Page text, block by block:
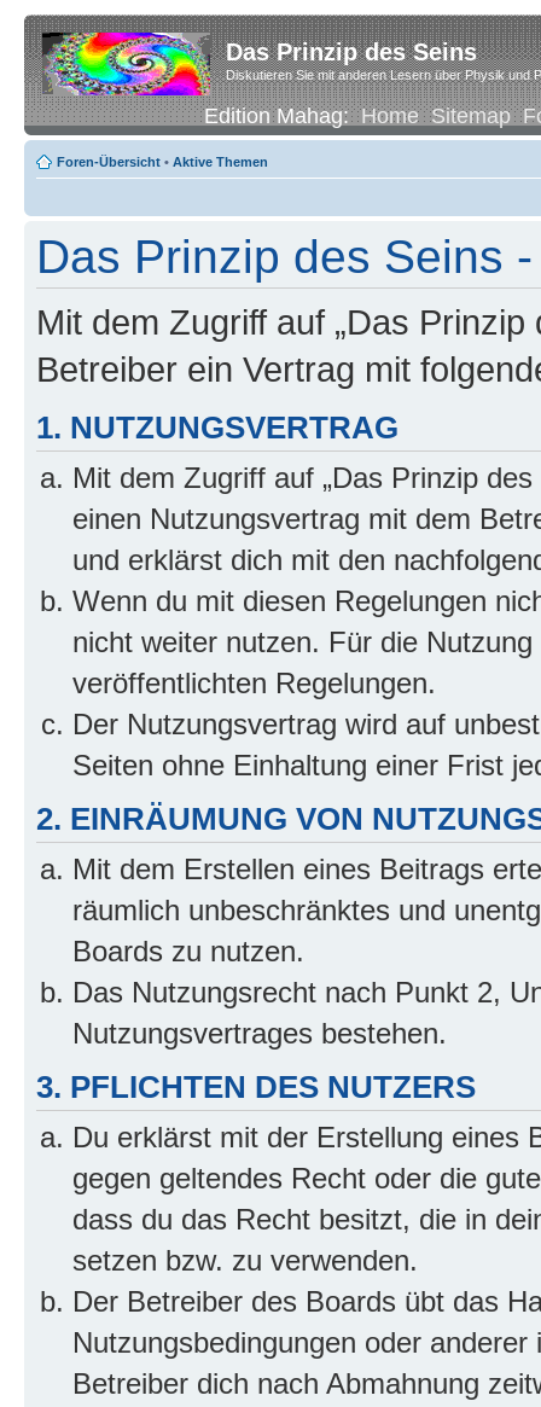
Das Prinzip des Seins
Diskutieren Sie mit anderen Lesern über Physik und
Edition Mahag:Home Sitemap
Foren-Übersicht • Aktive Themen
Das Prinzip des Seins
Mit dem Zugriff auf „Das
Betreiber ein Vertrag mit
1. NUTZUNGSVERTRAG
Mit dem Zugriff auf „Das Prinzip
einen Nutzungsvertrag mit dem
und erklärst dich mit den
Wenn du mit diesen Regelungen
nicht weiter nutzen. Für die
veröffentlichten Regelungen.
Der Nutzungsvertrag wird auf
Seiten ohne Einhaltung einer Frist
2. EINRÄUMUNG VON
Mit dem Erstellen eines Beitrags
räumlich unbeschränktes und
Boards zu nutzen.
Das Nutzungsrecht nach Punkt 2,
Nutzungsvertrages bestehen.
3. PFLICHTEN DES NUTZERS
Du erklärst mit der Erstellung eines
gegen geltendes Recht oder die
dass du das Recht besitzt, die in
setzen bzw. zu verwenden.
Der Betreiber des Boards übt das
Nutzungsbedingungen oder
Betreiber dich nach Abmahnung